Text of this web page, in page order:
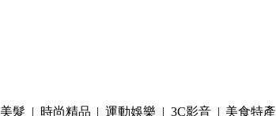
髮 | 時尚精品 |運動娛樂 | 3C影音| 美食特產